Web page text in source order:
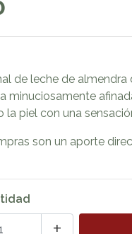
de leche de
minuciosamente
la piel con una
son un aporte
+